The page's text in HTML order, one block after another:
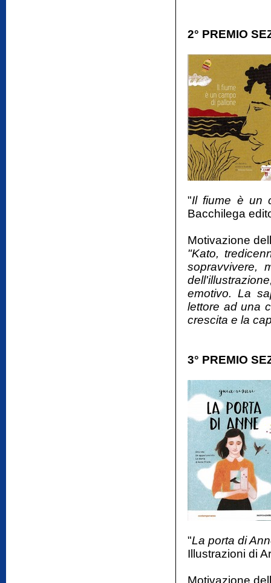
2° PREMIO
"Il fiume è un
Bacchilega
Motivazione
"Kato,
sopravvivere,
emotivo. La
lettore ad una
crescita e la
3° PREMIO
"La porta di
Illustrazioni di